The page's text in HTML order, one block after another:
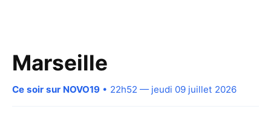
Marseille
Ce soir sur NOVO19 • 22h52 — jeudi 09 juillet 2026